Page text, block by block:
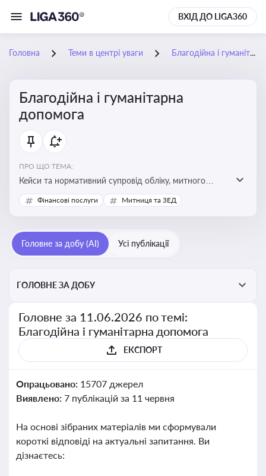
ВХІД ДО LIGA360
Головна Теми в центрі уваги Благодійна і гуманітарна допомога
Благодійна і гуманітарна
допомога
ПРО ЩО ТЕМА:
Кейси та нормативний супровід обліку, митного
оформлення, контролю та утилізації гуманітарної або
благодійної допомоги
Фінансові послуги Митниця та ЗЕД
Головне за добу (AI) Усі публікації
ГОЛОВНЕ ЗА ДОБУ
Головне за 11.06.2026 по темі:
Благодійна і гуманітарна допомога
ЕКСПОРТ
Опрацьовано: 15707 джерел
Виявлено: 7 публікацій за 11 червня
На основі зібраних матеріалів ми сформували
короткі відповіді на актуальні запитання. Ви
дізнаєтесь: